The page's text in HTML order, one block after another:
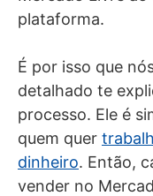
plataforma.
É por isso que
detalhado te
processo. Ele é
quem quer
dinheiro. Então,
vender no